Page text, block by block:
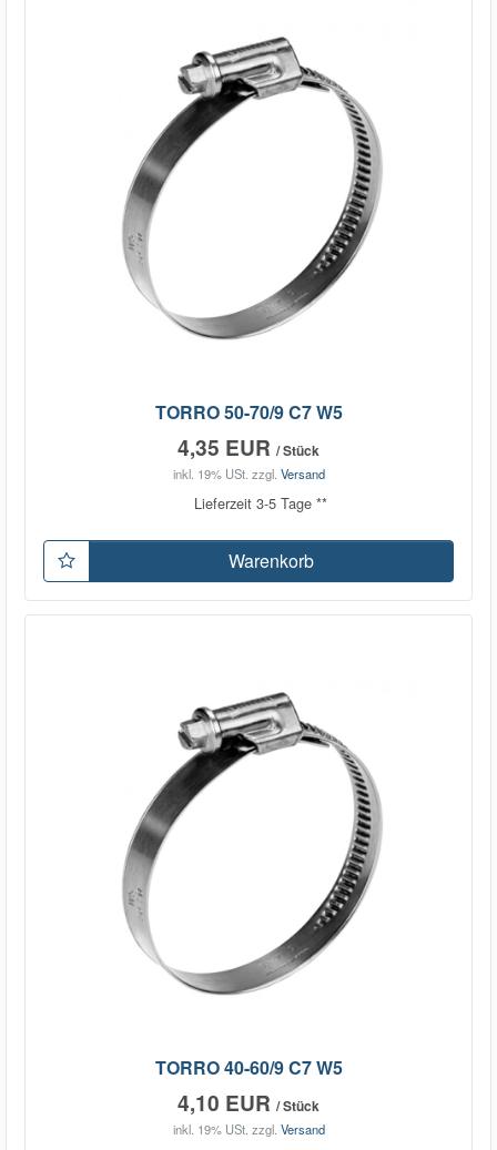
TORRO 50-70/9 C7 W5
4,35 EUR / Stück
inkl. 19% USt. zzgl. Versand
Lieferzeit 3-5 Tage **
Warenkorb
TORRO 40-60/9 C7 W5
4,10 EUR / Stück
inkl. 19% USt. zzgl. Versand